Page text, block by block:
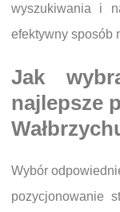
wyszukiwania i
efektywny sposób
Jak
najlepsze
Wybór
pozycjonowanie